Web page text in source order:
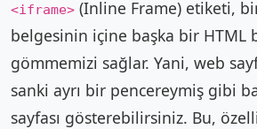
<iframe> (Inline Frame) etiketi,
belgesinin içine başka bir HTML
gömmemizi sağlar. Yani, web
sanki ayrı bir pencereymiş gibi
sayfası gösterebilirsiniz. Bu,